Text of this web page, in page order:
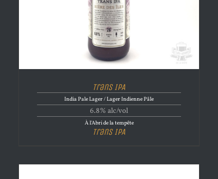
Trans IPA
India Pale Lager / Lager Indienne Pâle
6.8% alc/vol
À l'Abri de la tempête
Trans IPA